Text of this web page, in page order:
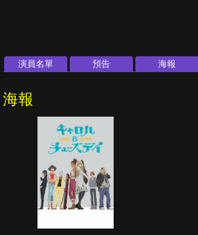
演員名單 預告 海報
海報